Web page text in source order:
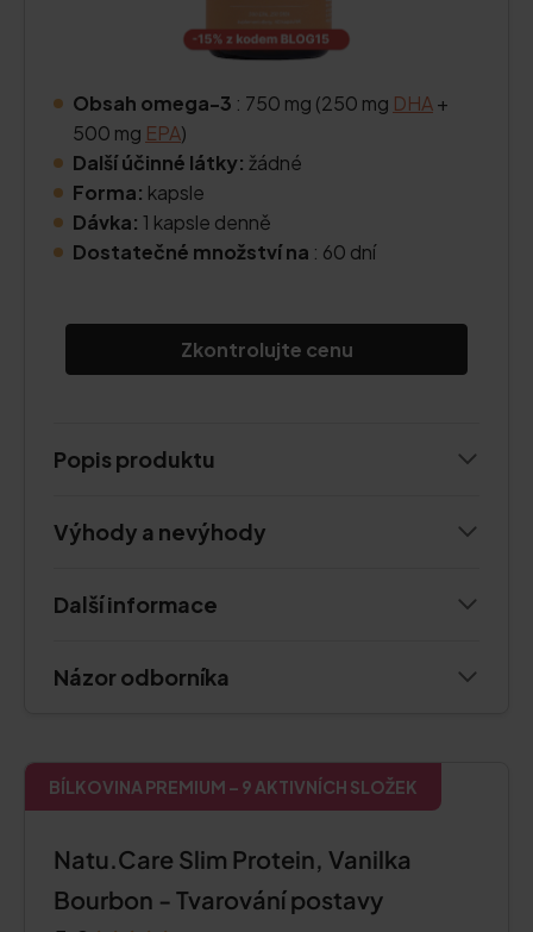
Obsah omega-3 : 750 mg (250 mg DHA+
500 mg EPA)
Další účinné látky: žádné
Forma: kapsle
Dávka: 1 kapsle denně
Dostatečné množství na : 60 dní
Zkontrolujte cenu
Popis produktu
Výhody a nevýhody
Další informace
Názor odborníka
BÍLKOVINA PREMIUM – 9 AKTIVNÍCH SLOŽEK
Natu.Care Slim Protein, Vanilka
Bourbon - Tvarování postavy